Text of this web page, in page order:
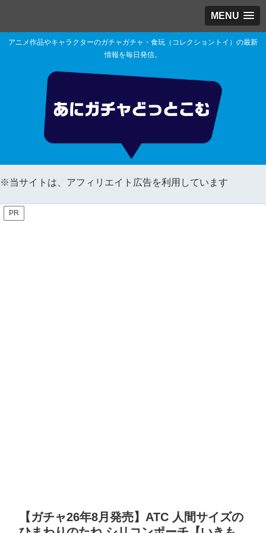
MENU
アニメ作品やキャラクターのガチャガチャ・食玩（コレクショントイ）の最新
情報を毎日発信。
※当サイトは、アフィリエイト広告を利用しています
PR
【ガチャ26年8月発売】ATC 人間サイズの